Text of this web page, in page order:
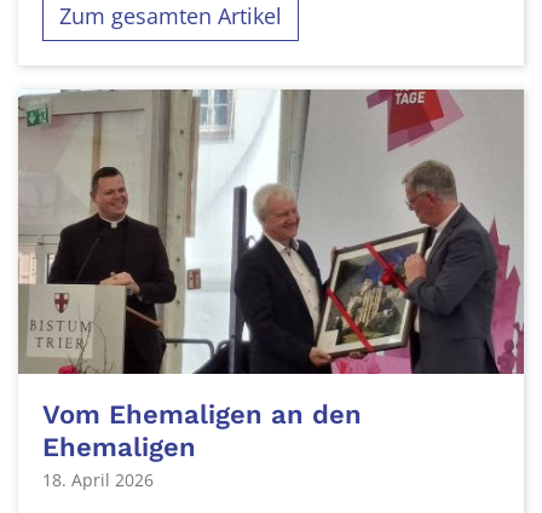
Zum gesamten Artikel
Vom Ehemaligen an den
Ehemaligen
18. April 2026